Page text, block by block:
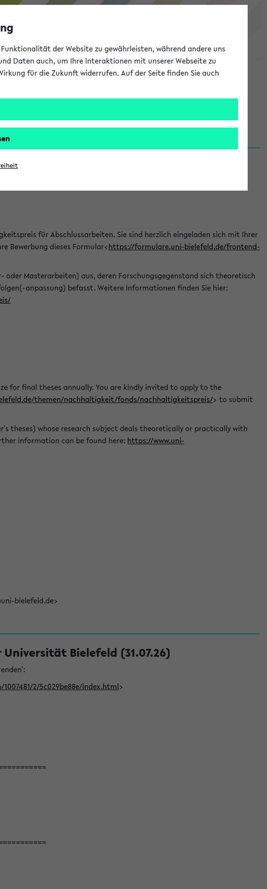
eKVV
(06.08.26)
für Abschlussarbeiten. Sie sind herzlich eingeladen sich mit Ihrer
Bewerbung dieses Formular<https://formulare.uni-bielefeld.de/frontend-
Masterarbeiten) aus, deren Forschungsgegenstand sich theoretisch
anpassung) befasst. Weitere Informationen finden Sie hier:
for final theses annually. You are kindly invited to apply to the
themen/nachhaltigkeit/fonds/nachhaltigkeitspreis/> to submit
theses) whose research subject deals theoretically or practically with
information can be found here: https://www.uni-
bielefeld.de>
Bielefeld (31.07.26)
2/5c029be88e/index.html>
der Website zu gewährleisten, während andere uns
Daten auch, um Ihre Interaktionen mit unserer Webseite zu
für die Zukunft widerrufen. Auf der Seite finden Sie auch